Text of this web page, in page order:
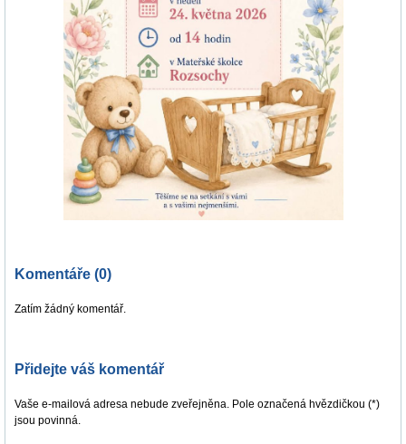
Komentáře (0)
Zatím žádný komentář.
Přidejte váš komentář
Vaše e-mailová adresa nebude zveřejněna. Pole označená hvězdičkou (*)
jsou povinná.